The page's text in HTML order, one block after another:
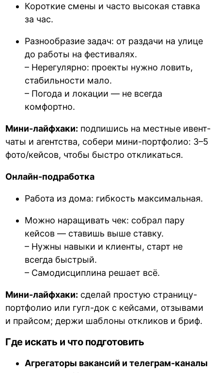
Короткие смены и часто высокая ставка
за час.
Разнообразие задач: от раздачи на улице
до работы на фестивалях.
– Нерегулярно: проекты нужно ловить,
стабильности мало.
– Погода и локации — не всегда
комфортно.
Мини-лайфхаки: подпишись на местные ивент-
чаты и агентства, собери мини-портфолио: 3–5
фото/кейсов, чтобы быстро откликаться.
Онлайн-подработка
Работа из дома: гибкость максимальная.
Можно наращивать чек: собрал пару
кейсов — ставишь выше ставку.
– Нужны навыки и клиенты, старт не
всегда быстрый.
– Самодисциплина решает всё.
Мини-лайфхаки: сделай простую страницу-
портфолио или гугл-док с кейсами, отзывами
и прайсом; держи шаблоны откликов и бриф.
Где искать и что подготовить
Агрегаторы вакансий и телеграм-каналы